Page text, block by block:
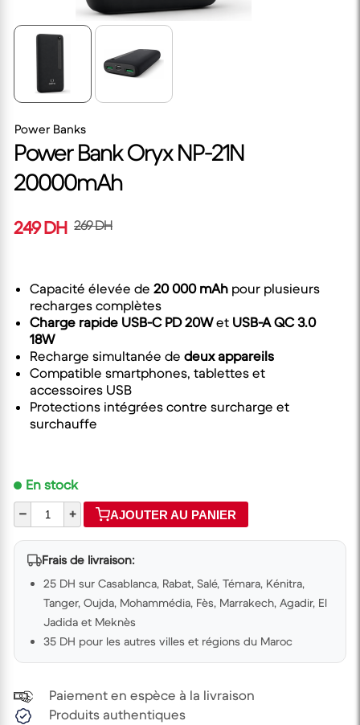
Power Banks
Power Bank Oryx NP-21N
20000mAh
249 DH 269 DH
Capacité élevée de 20 000 mAh pour plusieurs
recharges complètes
Charge rapide USB-C PD 20Wet USB-A QC 3.0
18W
Recharge simultanée de deux appareils
Compatible smartphones, tablettes et
accessoires USB
Protections intégrées contre surcharge et
surchauffe
En stock
–
+ AJOUTER AU PANIER
Frais de livraison:
25 DH sur Casablanca, Rabat, Salé, Témara, Kénitra,
Tanger, Oujda, Mohammédia, Fès, Marrakech, Agadir, El
Jadida et Meknès
35 DH pour les autres villes et régions du Maroc
Paiement en espèce à la livraison
Produits authentiques